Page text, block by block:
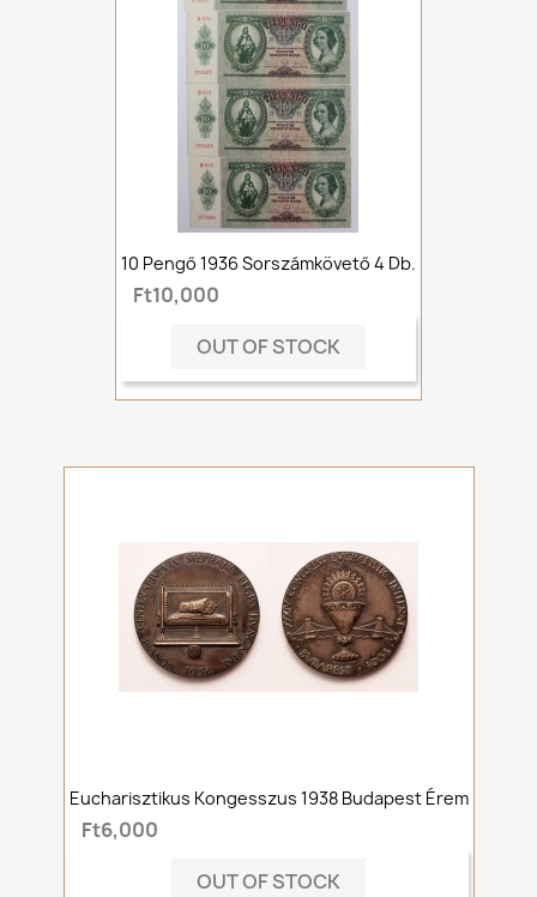
10 Pengő 1936 Sorszámkövető 4 Db.
Ft10,000
OUT OF STOCK
Eucharisztikus Kongesszus 1938 Budapest Érem
Ft6,000
OUT OF STOCK